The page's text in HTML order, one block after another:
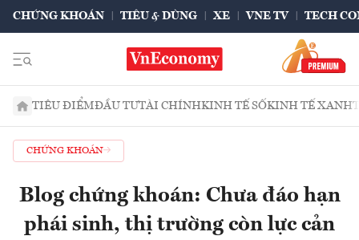
CHỨNG KHOÁN TIÊU & DÙNG XE VNE TV TECH
TIÊU ĐIỂMĐẦU TƯTÀI CHÍNHKINH TẾ SỐKINH TẾ XANH
CHỨNG KHOÁN
Blog chứng khoán: Chưa đáo hạn
phái sinh, thị trường còn lực cản